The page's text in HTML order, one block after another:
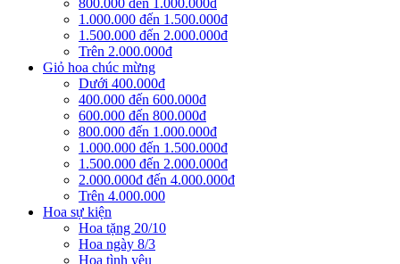
800.000 đến 1.000.000đ
1.000.000 đến 1.500.000đ
1.500.000 đến 2.000.000đ
Trên 2.000.000đ
Giỏ hoa chúc mừng
Dưới 400.000đ
400.000 đến 600.000đ
600.000 đến 800.000đ
800.000 đến 1.000.000đ
1.000.000 đến 1.500.000đ
1.500.000 đến 2.000.000đ
2.000.000đ đến 4.000.000đ
Trên 4.000.000
Hoa sự kiện
Hoa tặng 20/10
Hoa ngày 8/3
Hoa tình yêu